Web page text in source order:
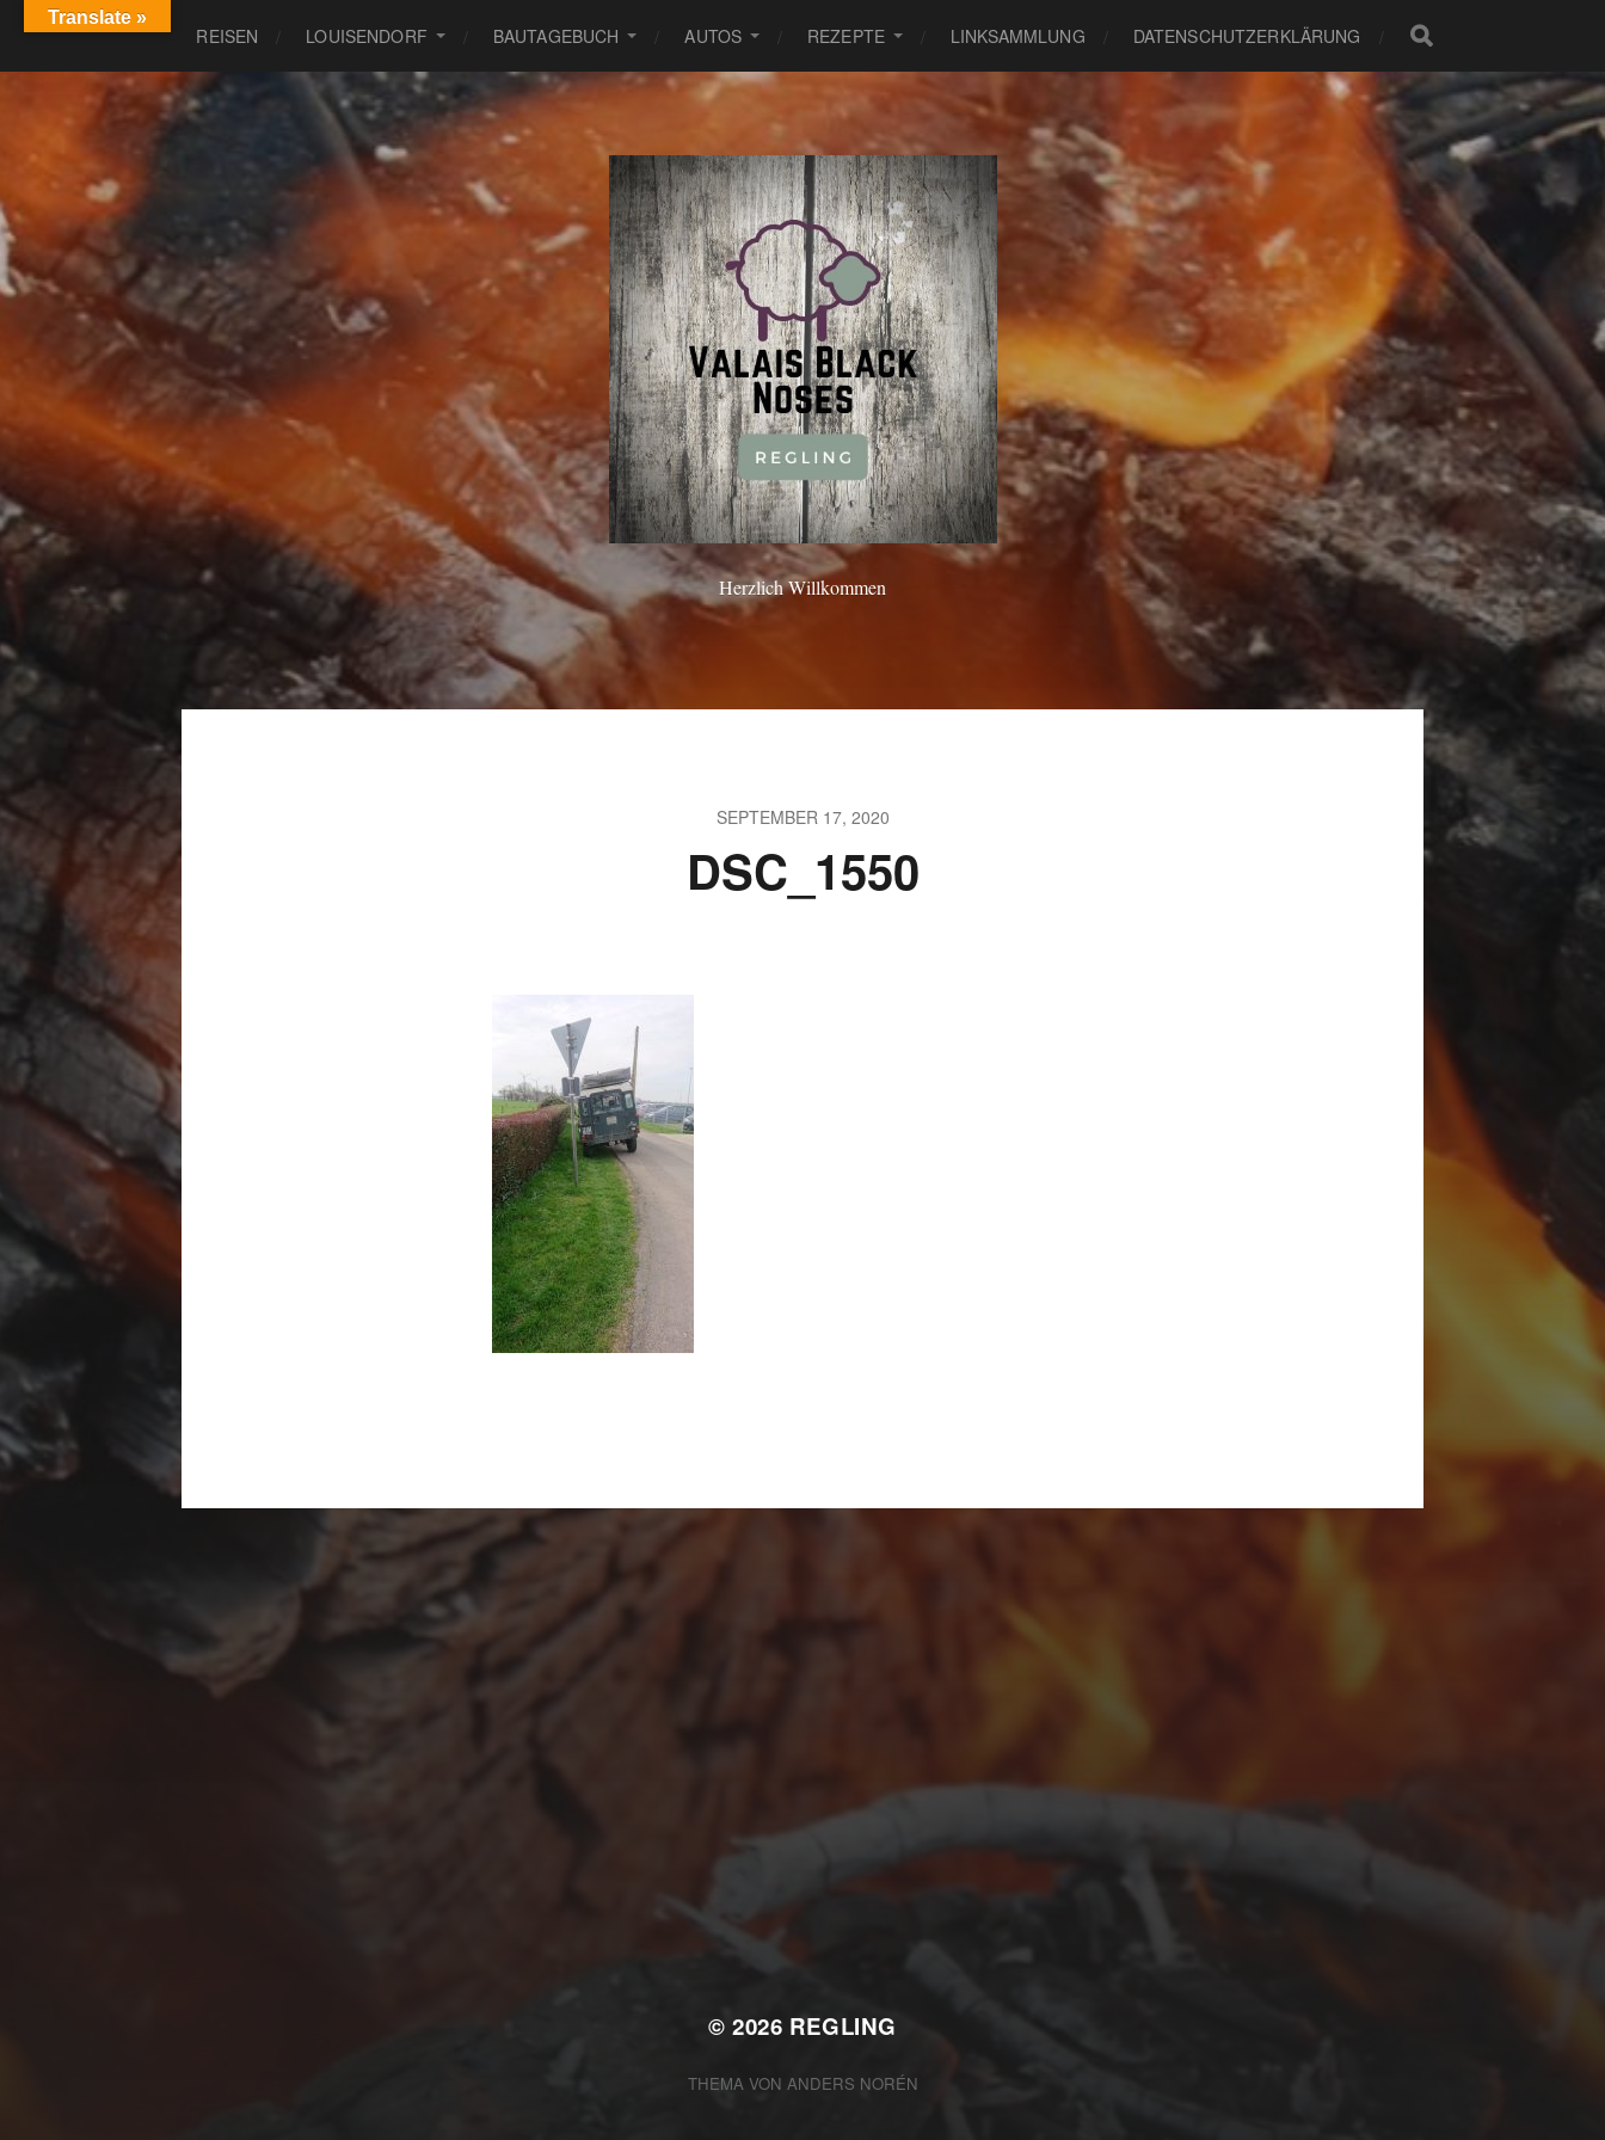
REISEN LOUISENDORF BAUTAGEBUCH AUTOS REZEPTE LINKSAMMLUNG DATENSCHUTZERKLÄRUNG
Herzlich Willkommen
SEPTEMBER 17, 2020
DSC_1550
URLAUBSPLANUNG
REISETAGEBUCH 2025
© 2026 REGLING
THEMA VON ANDERS NORÉN
Translate »